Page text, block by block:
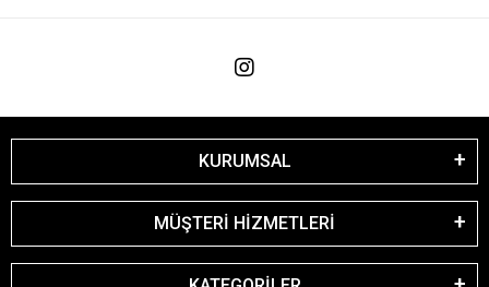
KURUMSAL
MÜŞTERİ HİZMETLERİ